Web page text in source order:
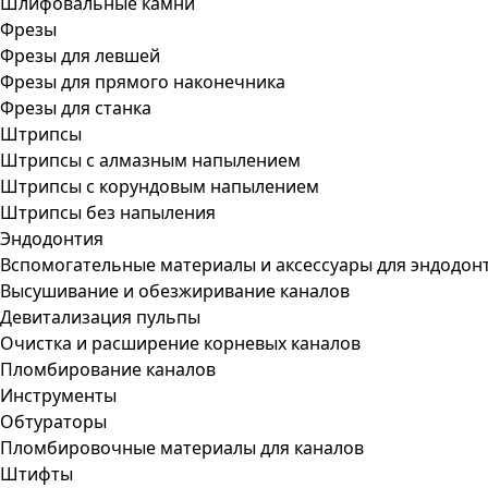
Фрезы
Фрезы для левшей
Фрезы для прямого наконечника
Фрезы для станка
Штрипсы
Штрипсы c алмазным напылением
Штрипсы c корундовым напылением
Штрипсы без напыления
Эндодонтия
Вспомогательные материалы и аксессуары для
Высушивание и обезжиривание каналов
Девитализация пульпы
Очистка и расширение корневых каналов
Пломбирование каналов
Инструменты
Обтураторы
Пломбировочные материалы для каналов
Штифты